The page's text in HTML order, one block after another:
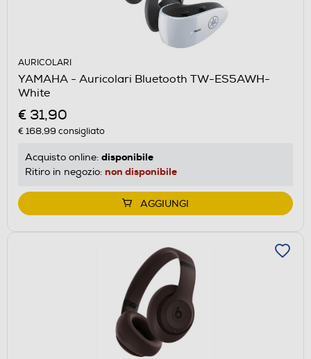
AURICOLARI
YAMAHA - Auricolari Bluetooth TW-ES5AWH-
White
€ 31,90
€ 168,99 consigliato
Acquisto online: disponibile
Ritiro in negozio: non disponibile
AGGIUNGI